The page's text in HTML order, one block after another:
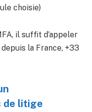
choisie)
il suffit d’appeler
la France, +33
de litige